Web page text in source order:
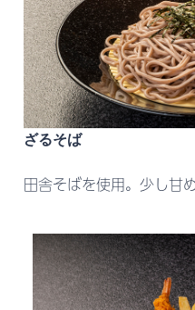
ざるそば
田舎そばを使用。少し甘